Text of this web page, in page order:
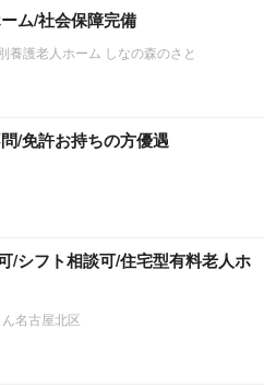
ム/社会保障完備
養護老人ホーム しなの森のさと
/免許お持ちの方優遇
/シフト相談可/住宅型有料老人ホ
名古屋北区